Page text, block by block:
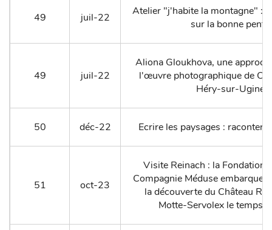
49 juil-22
Atelier "j'habite la montagne" :
sur la bonne pente
49 juil-22
Aliona Gloukhova, une
l'œuvre photographique de
Héry-sur-Ugine
50 déc-22 Ecrire les paysages : raconter
51 oct-23
Visite Reinach : la Fondation
Compagnie Méduse
la découverte du Château
Motte-Servolex le temps